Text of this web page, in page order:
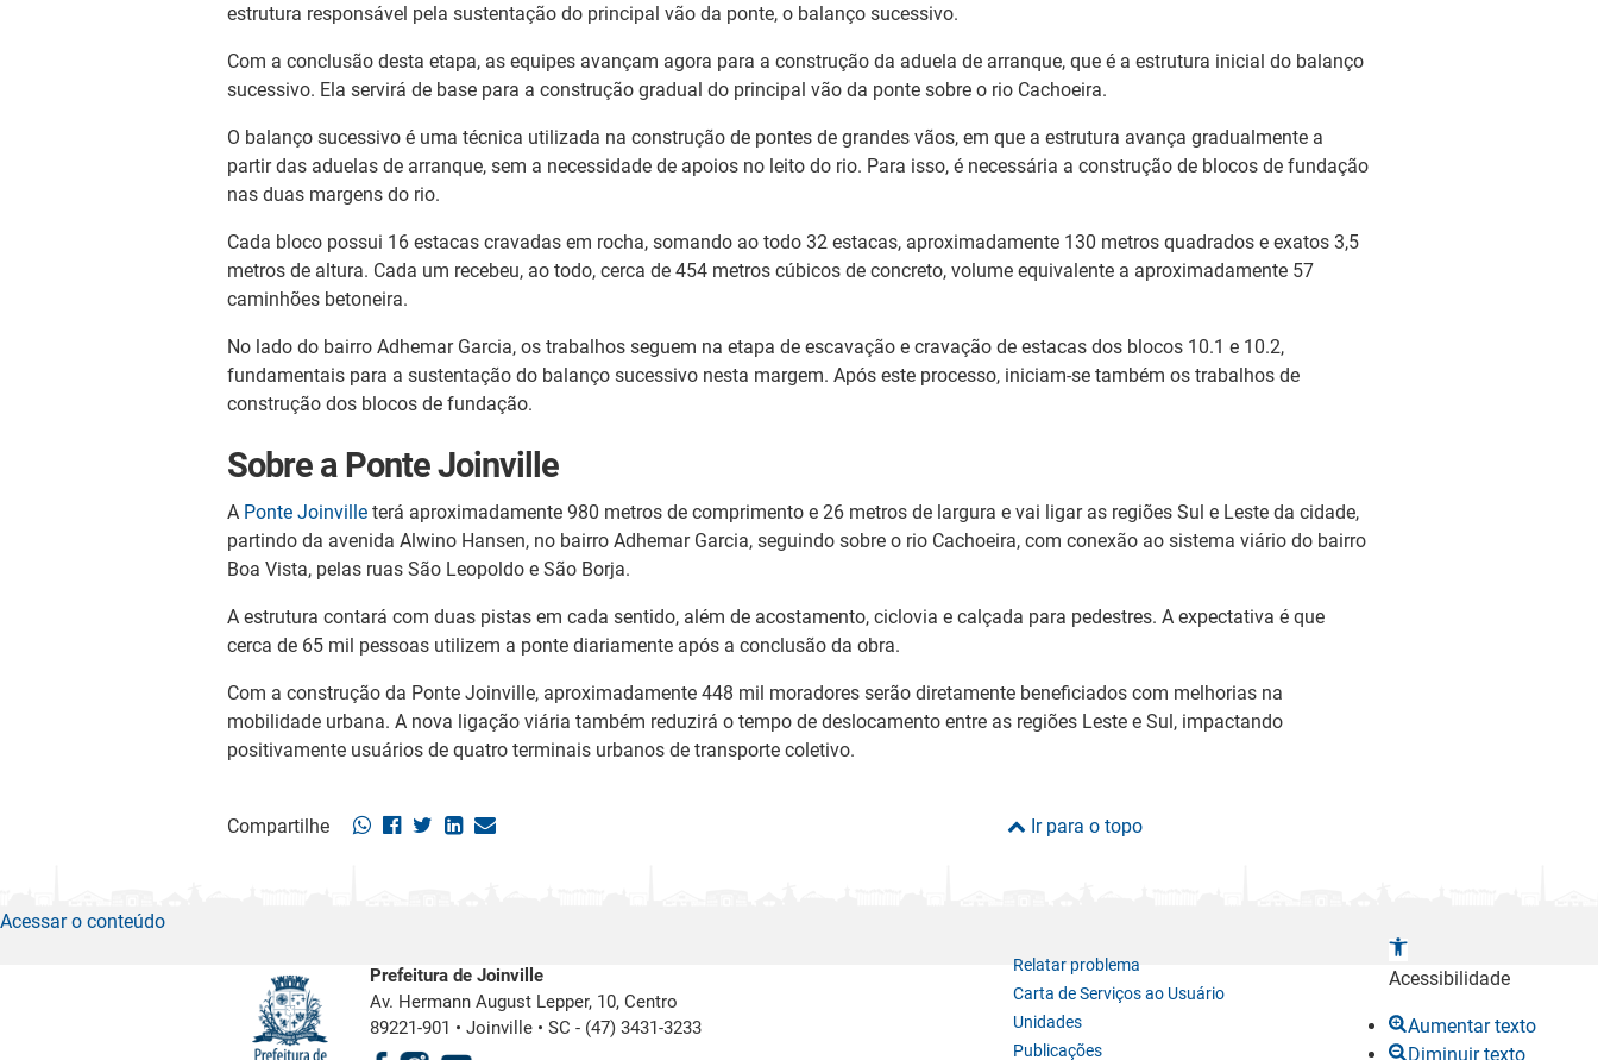
estrutura responsável pela sustentação do principal vão da ponte, o balanço sucessivo.
Com a conclusão desta etapa, as equipes avançam agora para a construção da aduela de arranque, que é a estrutura inicial do balanço
sucessivo. Ela servirá de base para a construção gradual do principal vão da ponte sobre o rio Cachoeira.
O balanço sucessivo é uma técnica utilizada na construção de pontes de grandes vãos, em que a estrutura avança gradualmente a
partir das aduelas de arranque, sem a necessidade de apoios no leito do rio. Para isso, é necessária a construção de blocos de fundação
nas duas margens do rio.
Cada bloco possui 16 estacas cravadas em rocha, somando ao todo 32 estacas, aproximadamente 130 metros quadrados e exatos 3,5
metros de altura. Cada um recebeu, ao todo, cerca de 454 metros cúbicos de concreto, volume equivalente a aproximadamente 57
caminhões betoneira.
No lado do bairro Adhemar Garcia, os trabalhos seguem na etapa de escavação e cravação de estacas dos blocos 10.1 e 10.2,
fundamentais para a sustentação do balanço sucessivo nesta margem. Após este processo, iniciam-se também os trabalhos de
construção dos blocos de fundação.
Sobre a Ponte Joinville
A Ponte Joinville terá aproximadamente 980 metros de comprimento e 26 metros de largura e vai ligar as regiões Sul e Leste da cidade,
partindo da avenida Alwino Hansen, no bairro Adhemar Garcia, seguindo sobre o rio Cachoeira, com conexão ao sistema viário do bairro
Boa Vista, pelas ruas São Leopoldo e São Borja.
A estrutura contará com duas pistas em cada sentido, além de acostamento, ciclovia e calçada para pedestres. A expectativa é que
cerca de 65 mil pessoas utilizem a ponte diariamente após a conclusão da obra.
Com a construção da Ponte Joinville, aproximadamente 448 mil moradores serão diretamente beneficiados com melhorias na
mobilidade urbana. A nova ligação viária também reduzirá o tempo de deslocamento entre as regiões Leste e Sul, impactando
positivamente usuários de quatro terminais urbanos de transporte coletivo.
Compartilhe Ir para o topo
Prefeitura de Joinville
Av. Hermann August Lepper, 10, Centro
89221-901 •Joinville •SC - (47) 3431-3233
Relatar problema
Carta de Serviços ao Usuário
Unidades
Publicações
Acessar o conteúdo
A
b
i
Acessibilidade
Aumentar texto
Diminuir texto